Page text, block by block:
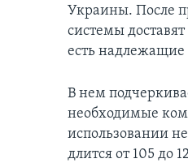
Украины. После
системы
есть надлежащие
В нем
необходимые
использовании
длится от 105 до